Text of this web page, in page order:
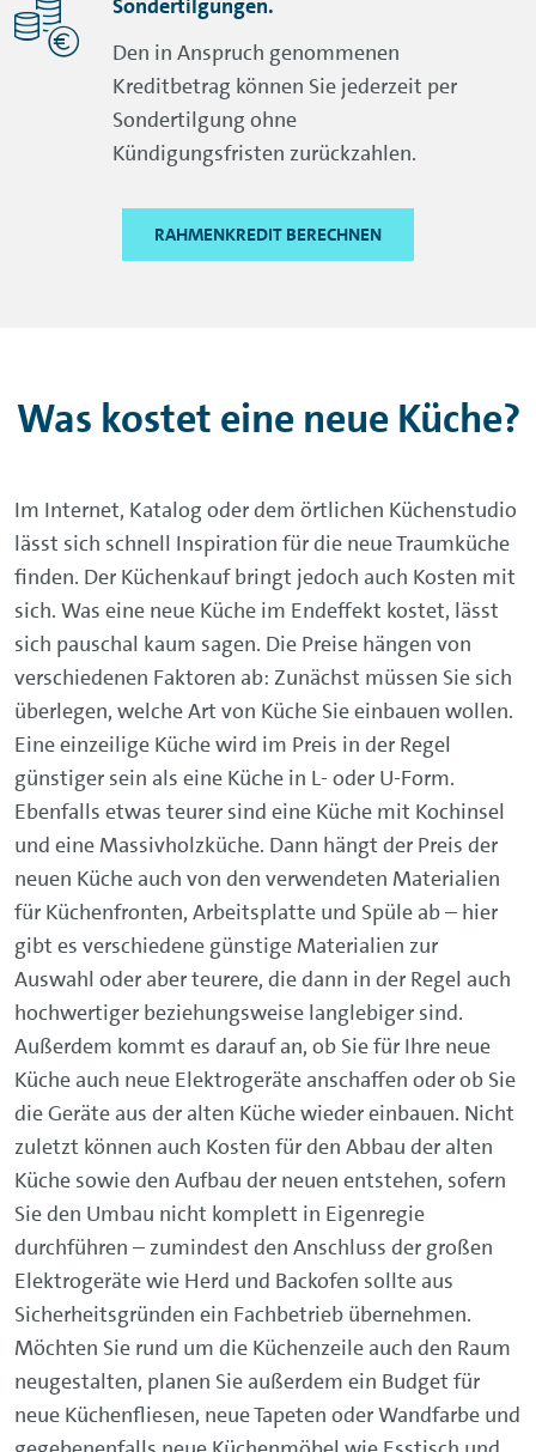
Sondertilgungen.
Den in Anspruch genommenen
Kreditbetrag können Sie jederzeit per
Sondertilgung ohne
Kündigungsfristen zurückzahlen.
RAHMENKREDIT BERECHNEN
Was kostet eine neue Küche?
Im Internet, Katalog oder dem örtlichen Küchenstudio
lässt sich schnell Inspiration für die neue Traumküche
finden. Der Küchenkauf bringt jedoch auch Kosten mit
sich. Was eine neue Küche im Endeffekt kostet, lässt
sich pauschal kaum sagen. Die Preise hängen von
verschiedenen Faktoren ab: Zunächst müssen Sie sich
überlegen, welche Art von Küche Sie einbauen wollen.
Eine einzeilige Küche wird im Preis in der Regel
günstiger sein als eine Küche in L- oder U-Form.
Ebenfalls etwas teurer sind eine Küche mit Kochinsel
und eine Massivholzküche. Dann hängt der Preis der
neuen Küche auch von den verwendeten Materialien
für Küchenfronten, Arbeitsplatte und Spüle ab – hier
gibt es verschiedene günstige Materialien zur
Auswahl oder aber teurere, die dann in der Regel auch
hochwertiger beziehungsweise langlebiger sind.
Außerdem kommt es darauf an, ob Sie für Ihre neue
Küche auch neue Elektrogeräte anschaffen oder ob Sie
die Geräte aus der alten Küche wieder einbauen. Nicht
zuletzt können auch Kosten für den Abbau der alten
Küche sowie den Aufbau der neuen entstehen, sofern
Sie den Umbau nicht komplett in Eigenregie
durchführen – zumindest den Anschluss der großen
Elektrogeräte wie Herd und Backofen sollte aus
Sicherheitsgründen ein Fachbetrieb übernehmen.
Möchten Sie rund um die Küchenzeile auch den Raum
neugestalten, planen Sie außerdem ein Budget für
neue Küchenfliesen, neue Tapeten oder Wandfarbe und